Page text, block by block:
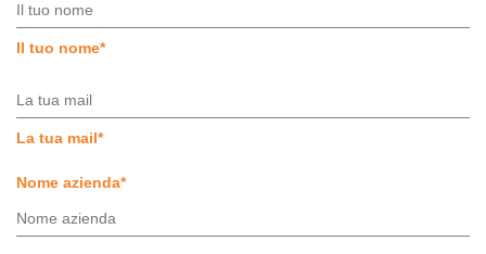
Il tuo nome*
La tua mail*
Nome azienda*